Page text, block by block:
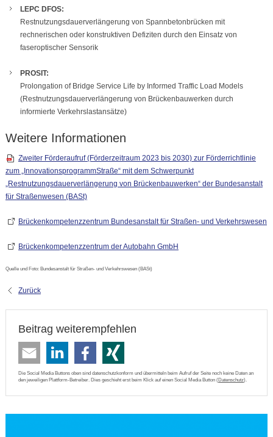
LEPC DFOS:
Restnutzungsdauerverlängerung von Spannbetonbrücken mit
rechnerischen oder konstruktiven Defiziten durch den Einsatz von
faseroptischer Sensorik
PROSIT:
Prolongation of Bridge Service Life by Informed Traffic Load Models
(Restnutzungsdauerverlängerung von Brückenbauwerken durch
informierte Verkehrslastansätze)
Weitere Informationen
Zweiter Förderaufruf (Förderzeitraum 2023 bis 2030) zur Förderrichtlinie
zum „InnovationsprogrammStraße“ mit dem Schwerpunkt
„Restnutzungsdauerverlängerung von Brückenbauwerken“ der Bundesanstalt
für Straßenwesen (BASt)
Brückenkompetenzzentrum Bundesanstalt für Straßen- und Verkehrswesen
Brückenkompetenzzentrum der Autobahn GmbH
Quelle und Foto: Bundesanstalt für Straßen- und Verkehrswesen (BASt)
Zurück
Beitrag weiterempfehlen
Die Social Media Buttons oben sind datenschutzkonform und übermitteln beim Aufruf der Seite noch keine Daten an
den jeweiligen Plattform-Betreiber. Dies geschieht erst beim Klick auf einen Social Media Button (Datenschutz).